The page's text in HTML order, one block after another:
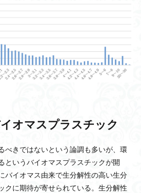
オマスプラスチック
べきではないという論調も多いが、環
というバイオマスプラスチックが開
バイオマス由来で生分解性の高い生分
クに期待が寄せられている。生分解性